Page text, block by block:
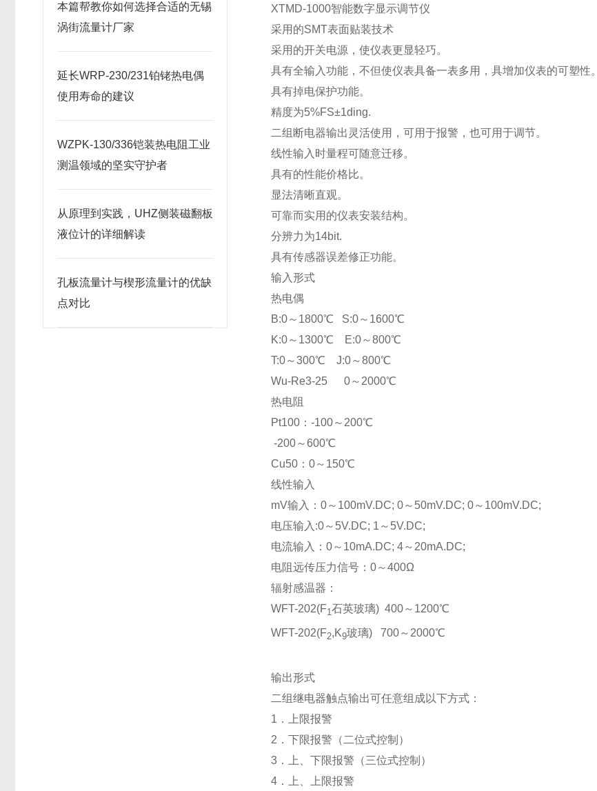
本篇帮教你如何选择合适的无锡
涡街流量计厂家
延长WRP-230/231铂铑热电偶
使用寿命的建议
WZPK-130/336铠装热电阻工业
测温领域的坚实守护者
从原理到实践，UHZ侧装磁翻板
液位计的详细解读
孔板流量计与楔形流量计的优缺
点对比
XTMD-1000智能数字显示调节仪
采用的SMT表面贴装技术
采用的开关电源，使仪表更显轻巧。
具有全输入功能，不但使仪表具备一表多用，具增加仪表的可塑性。
具有掉电保护功能。
精度为5%FS±1ding.
二组断电器输出灵活使用，可用于报警，也可用于调节。
线性输入时量程可随意迁移。
具有的性能价格比。
显法清晰直观。
可靠而实用的仪表安装结构。
分辨力为14bit.
具有传感器误差修正功能。
输入形式
热电偶
B:0～1800℃ S:0～1600℃
K:0～1300℃ E:0～800℃
T:0～300℃ J:0～800℃
Wu-Re3-25 0～2000℃
热电阻
Pt100：-100～200℃
-200～600℃
Cu50：0～150℃
线性输入
mV输入：0～100mV.DC; 0～50mV.DC; 0～100mV.DC;
电压输入:0～5V.DC; 1～5V.DC;
电流输入：0～10mA.DC; 4～20mA.DC;
电阻远传压力信号：0～400Ω
辐射感温器：
WFT-202(F1石英玻璃) 400～1200℃
WFT-202(F2,K9玻璃) 700～2000℃
输出形式
二组继电器触点输出可任意组成以下方式：
1．上限报警
2．下限报警（二位式控制）
3．上、下限报警（三位式控制）
4．上、上限报警